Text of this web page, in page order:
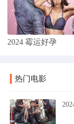
2024 霉运好孕
热门电影